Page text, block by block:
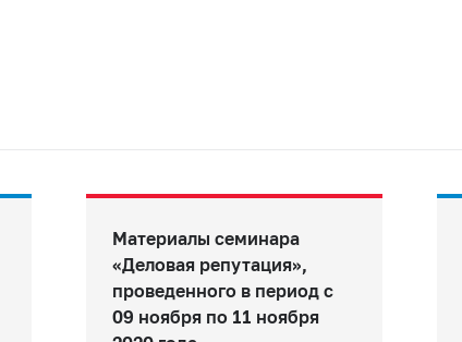
Материалы семинара
«Деловая репутация»,
проведенного в период с
09 ноября по 11 ноября